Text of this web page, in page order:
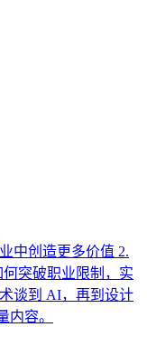
中创造更多价值 2.
突破职业限制，实
谈到 AI，再到设计
内容。